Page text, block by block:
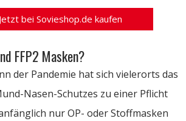
bei Sovieshop.de kaufen
FFP2 Masken?
der Pandemie hat sich vielerorts das
Nasen-Schutzes zu einer Pflicht
nur OP- oder Stoffmasken